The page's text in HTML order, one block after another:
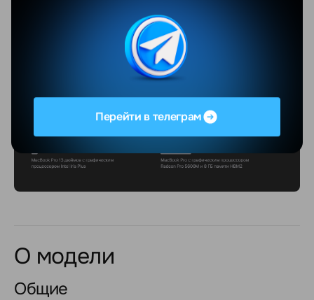
О модели
Общие
Перейти в телеграм